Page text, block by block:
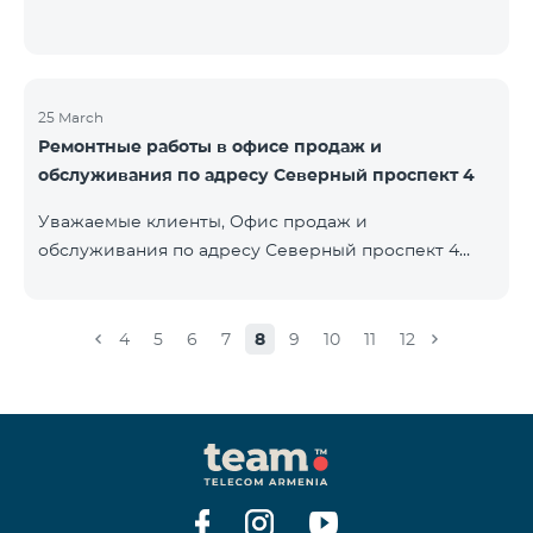
25 March
Ремонтные работы в офисе продаж и
обслуживания по адресу Северный проспект 4
Уважаемые клиенты, Офис продаж и
обслуживания по адресу Северный проспект 4
извинения за причиненные неудобства. По
Воскр. 09:00-24:00) 900 м., 12 минут ходьбы Абовяна
21 Пон-Воскр. 09:00-24:00) 700 м. 10 минут ходьбы
Вы можете ознакомиться с адресами и рабочими
графиками всех офисов продаж и обсл
4 5 6 7 8 9 10 11 12